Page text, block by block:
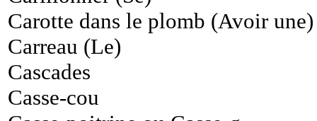
Carotte dans le plomb (Avoir une)
Carreau (Le)
Cascades
Casse-cou